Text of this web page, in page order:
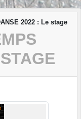
2022 : Le stage